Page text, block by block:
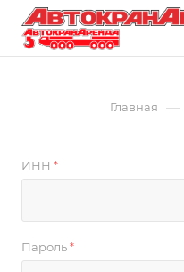
Главная —
ИНН *
Пароль*